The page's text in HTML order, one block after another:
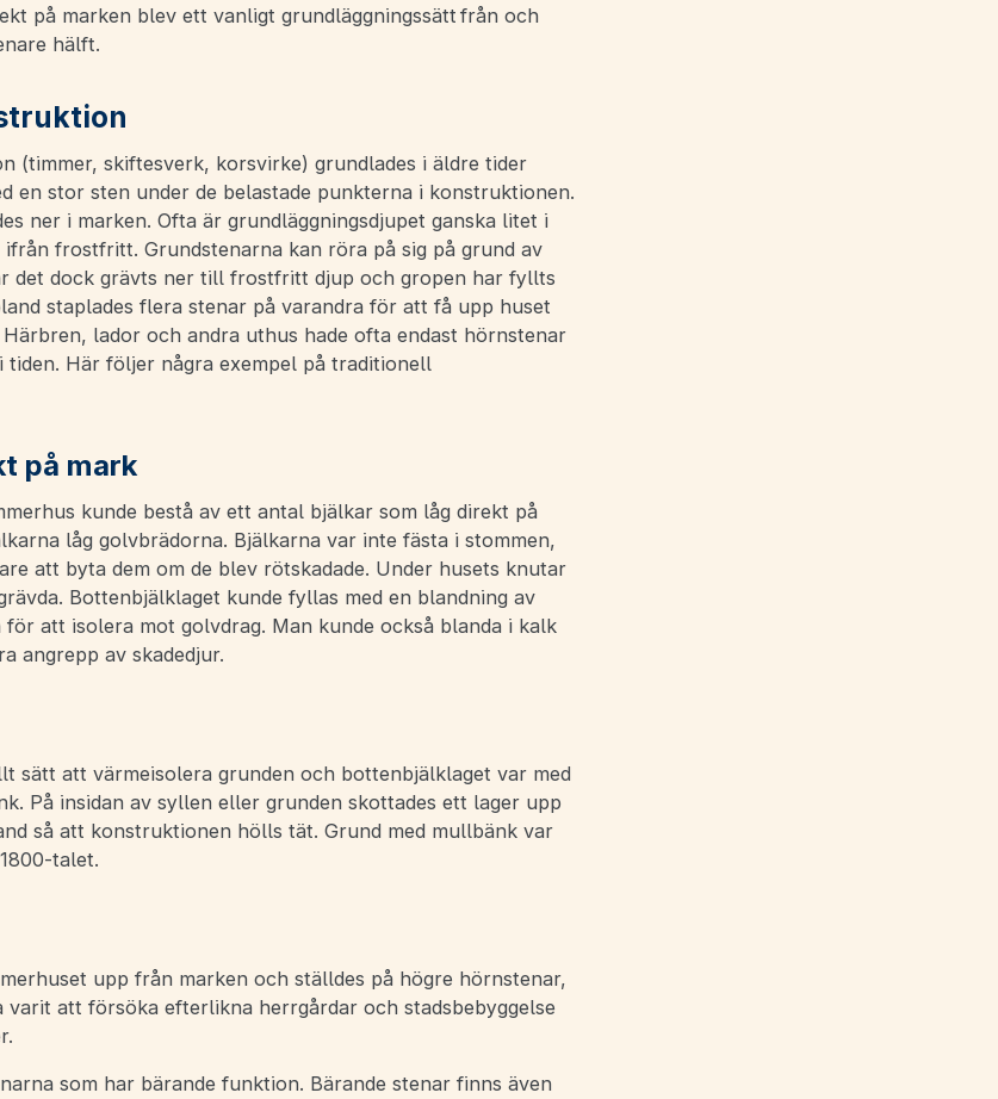
på marken blev ett vanligt grundläggningssätt från och
hälft.
(timmer, skiftesverk, korsvirke) grundlades i äldre tider
en stor sten under de belastade punkterna i konstruktionen.
ner i marken. Ofta är grundläggningsdjupet ganska litet i
frostfritt. Grundstenarna kan röra på sig på grund av
det dock grävts ner till frostfritt djup och gropen har fyllts
staplades flera stenar på varandra för att få upp huset
lador och andra uthus hade ofta endast hörnstenar
Här följer några exempel på traditionell
på mark
kunde bestå av ett antal bjälkar som låg direkt på
låg golvbrädorna. Bjälkarna var inte fästa i stommen,
att byta dem om de blev rötskadade. Under husets knutar
Bottenbjälklaget kunde fyllas med en blandning av
för att isolera mot golvdrag. Man kunde också blanda i kalk
angrepp av skadedjur.
sätt att värmeisolera grunden och bottenbjälklaget var med
På insidan av syllen eller grunden skottades ett lager upp
så att konstruktionen hölls tät. Grund med mullbänk var
talet.
upp från marken och ställdes på högre hörnstenar,
varit att försöka efterlikna herrgårdar och stadsbebyggelse
som har bärande funktion. Bärande stenar finns även